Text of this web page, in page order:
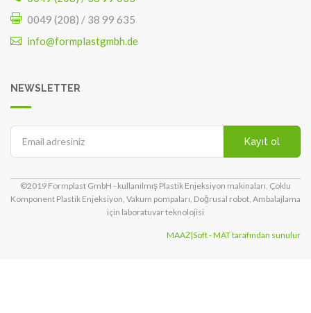
0049 (208) / 38 99 635
info@formplastgmbh.de
NEWSLETTER
Kayıt ol
©2019 Formplast GmbH - kullanılmış Plastik Enjeksiyon makinaları, Çoklu
Komponent Plastik Enjeksiyon, Vakum pompaları, Doğrusal robot, Ambalajlama
için laboratuvar teknolojisi
MAAZ|Soft - MAT tarafından sunulur